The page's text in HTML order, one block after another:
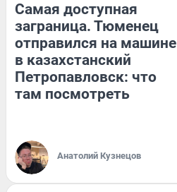
Самая доступная
заграница. Тюменец
отправился на машине
в казахстанский
Петропавловск: что
там посмотреть
Анатолий Кузнецов